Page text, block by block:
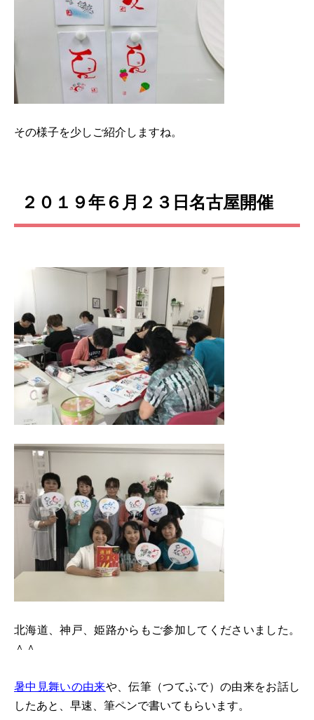
その様子を少しご紹介しますね。
２０１９年６月２３日名古屋開催
北海道、神戸、姫路からもご参加してくださいました。
＾＾
暑中見舞いの由来や、伝筆（つてふで）の由来をお話し
したあと、早速、筆ペンで書いてもらいます。